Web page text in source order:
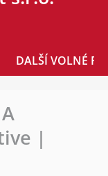
DALŠÍ VOLNÉ
|